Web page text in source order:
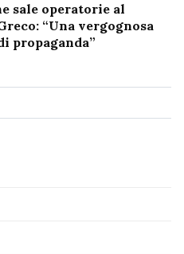
sale operatorie al
“Una vergognosa
propaganda”